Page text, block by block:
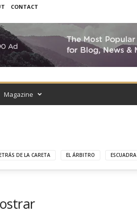
CONTACT
Magazine
DE LA CARETA EL ÁRBITRO ESCUADRA